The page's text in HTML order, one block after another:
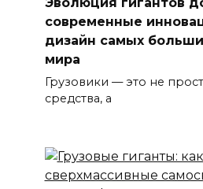
современные
дизайн самых
мира
Грузовики — это не
средства, а